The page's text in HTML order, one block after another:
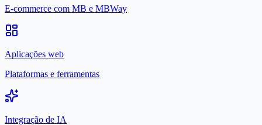
E-commerce com MB e MBWay
Aplicações web
Plataformas e ferramentas
Integração de IA